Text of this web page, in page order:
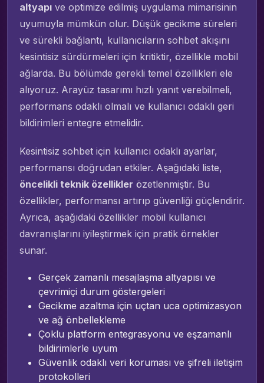
altyapı ve optimize edilmiş uygulama mimarisinin
uyumuyla mümkün olur. Düşük gecikme süreleri
ve sürekli bağlantı, kullanıcıların sohbet akışını
kesintisiz sürdürmeleri için kritiktir, özellikle mobil
ağlarda. Bu bölümde gerekli temel özellikleri ele
alıyoruz. Arayüz tasarımı hızlı yanıt verebilmeli,
performans odaklı olmalı ve kullanıcı odaklı geri
bildirimleri entegre etmelidir.
Kesintisiz sohbet için kullanıcı odaklı ayarlar,
performansı doğrudan etkiler. Aşağıdaki liste,
öncelikli teknik özellikler özetlenmiştir. Bu
özellikler, performansı artırıp güvenliği güçlendirir.
Ayrıca, aşağıdaki özellikler mobil kullanıcı
davranışlarını iyileştirmek için pratik örnekler
sunar.
Gerçek zamanlı mesajlaşma altyapısı ve
çevrimiçi durum göstergeleri
Gecikme azaltma için uçtan uca optimizasyon
ve ağ önbellekleme
Çoklu platform entegrasyonu ve eşzamanlı
bildirimlerle uyum
Güvenlik odaklı veri koruması ve şifreli iletişim
protokolleri